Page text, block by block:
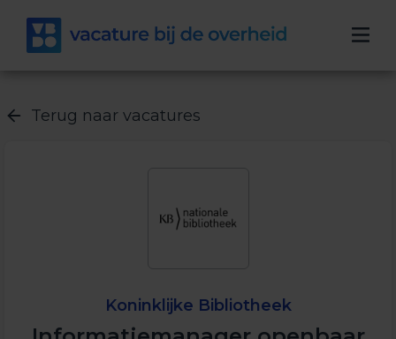
Terug naar vacatures
Koninklijke Bibliotheek